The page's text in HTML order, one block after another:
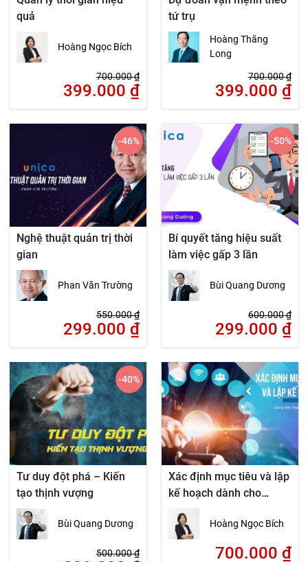
quả
Hoàng Ngọc Bích
700.000₫
399.000 ₫
tứ trụ
Hoàng Thăng
Long
700.000₫
399.000 ₫
Nghệ thuật quản trị thời
gian
Phan Văn Trường
550.000₫
299.000 ₫
-46%
Bí quyết tăng hiệu suất
làm việc gấp 3 lần
Bùi Quang Dương
600.000₫
299.000 ₫
-50%
Tư duy đột phá – Kiến
tạo thịnh vượng
Bùi Quang Dương
500.000₫
-40%
Xác định mục tiêu và lập
kế hoạch dành cho
doanh nghiệp
Hoàng Ngọc Bích
700.000 ₫